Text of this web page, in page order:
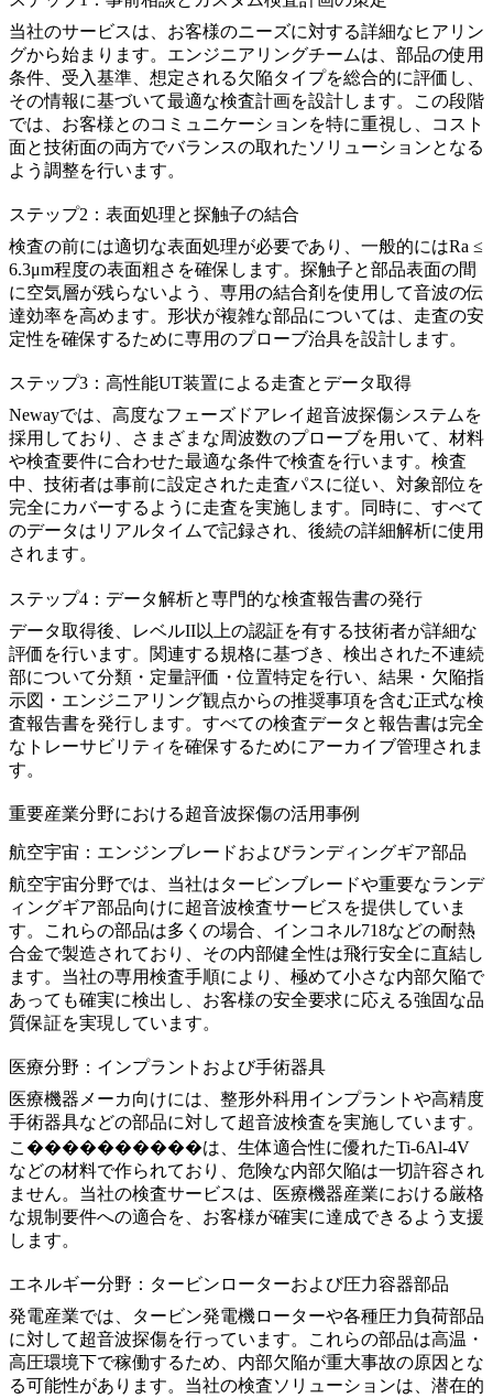
当社のサービスは、お客様のニーズに対する詳細なヒアリン
グから始まります。エンジニアリングチームは、部品の使用
条件、受入基準、想定される欠陥タイプを総合的に評価し、
その情報に基づいて最適な検査計画を設計します。この段階
では、お客様とのコミュニケーションを特に重視し、コスト
面と技術面の両方でバランスの取れたソリューションとなる
よう調整を行います。
ステップ2：表面処理と探触子の結合
検査の前には適切な表面処理が必要であり、一般的にはRa ≤
6.3μm程度の表面粗さを確保します。探触子と部品表面の間
に空気層が残らないよう、専用の結合剤を使用して音波の伝
達効率を高めます。形状が複雑な部品については、走査の安
定性を確保するために専用のプローブ治具を設計します。
ステップ3：高性能UT装置による走査とデータ取得
Newayでは、高度なフェーズドアレイ超音波探傷システムを
採用しており、さまざまな周波数のプローブを用いて、材料
や検査要件に合わせた最適な条件で検査を行います。検査
中、技術者は事前に設定された走査パスに従い、対象部位を
完全にカバーするように走査を実施します。同時に、すべて
のデータはリアルタイムで記録され、後続の詳細解析に使用
されます。
ステップ4：データ解析と専門的な検査報告書の発行
データ取得後、レベルII以上の認証を有する技術者が詳細な
評価を行います。関連する規格に基づき、検出された不連続
部について分類・定量評価・位置特定を行い、結果・欠陥指
示図・エンジニアリング観点からの推奨事項を含む正式な検
査報告書を発行します。すべての検査データと報告書は完全
なトレーサビリティを確保するためにアーカイブ管理されま
す。
重要産業分野における超音波探傷の活用事例
航空宇宙：エンジンブレードおよびランディングギア部品
航空宇宙分野では、当社はタービンブレードや重要なランデ
ィングギア部品向けに超音波検査サービスを提供していま
す。これらの部品は多くの場合、 インコネル718などの耐熱
合金で製造されており、その内部健全性は飛行安全に直結し
ます。当社の専用検査手順により、極めて小さな内部欠陥で
あっても確実に検出し、お客様の安全要求に応える強固な品
質保証を実現しています。
医療分野：インプラントおよび手術器具
医療機器 メーカ向けには、整形外科用インプラントや高精度
手術器具などの部品に対して超音波検査を実施しています。
こ����������は、生体適合性に優れたTi-6Al-4V
などの材料で作られており、危険な内部欠陥は一切許容され
ません。当社の検査サービスは、医療機器産業における厳格
な規制要件への適合を、お客様が確実に達成できるよう支援
します。
エネルギー分野：タービンローターおよび圧力容器部品
発電産業では、タービン発電機ローターや各種圧力負荷部品
に対して超音波探傷を行っています。これらの部品は高温・
高圧環境下で稼働するため、内部欠陥が重大事故の原因とな
る可能性があります。当社の検査ソリューションは、潜在的